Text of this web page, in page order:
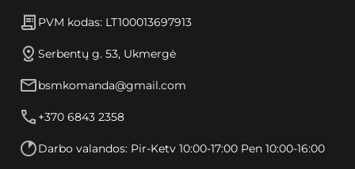
PVM kodas: LT100013697913
Serbentų g. 53, Ukmergė
bsmkomanda@gmail.com
+370 6843 2358
Darbo valandos: Pir-Ketv 10:00-17:00 Pen 10:00-16:00